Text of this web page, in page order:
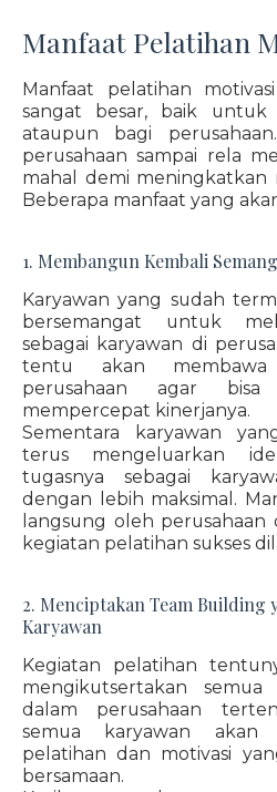
Manfaat Pelatihan
Manfaat pelatihan
sangat besar, baik untuk
ataupun bagi
perusahaan sampai rela
mahal demi meningkatkan
Beberapa manfaat yang
1. Membangun Kembali
Karyawan yang sudah
bersemangat untuk
sebagai karyawan di
tentu akan
perusahaan agar
mempercepat kinerjanya.
Sementara karyawan
terus mengeluarkan
tugasnya sebagai
dengan lebih maksimal.
langsung oleh perusahaan
kegiatan pelatihan sukses
2. Menciptakan Team Building
Karyawan
Kegiatan pelatihan
mengikutsertakan
dalam perusahaan
semua karyawan akan
pelatihan dan motivasi
bersamaan.